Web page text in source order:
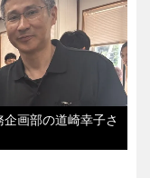
画部の道崎幸子さ